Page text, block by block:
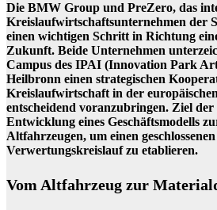
Die BMW Group und PreZero, das
Kreislaufwirtschaftsunternehmen der
einen wichtigen Schritt in Richtung
Zukunft. Beide Unternehmen
Campus des IPAI (Innovation Park
Heilbronn einen strategischen
Kreislaufwirtschaft in der
entscheidend voranzubringen. Ziel
Entwicklung eines Geschäftsmodells
Altfahrzeugen, um einen
Verwertungskreislauf zu etablieren.
Vom Altfahrzeug zur